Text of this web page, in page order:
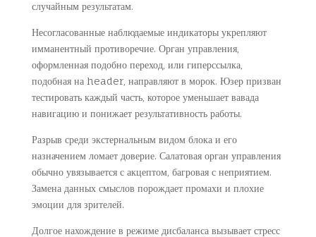
случайным результатам.
Несогласованные наблюдаемые индикаторы укрепляют
имманентный противоречие. Орган управления,
оформленная подобно переход, или гиперссылка,
подобная на header, направляют в морок. Юзер призван
тестировать каждый часть, которое уменьшает вавада
навигацию и понижает результативность работы.
Разрыв среди экстернальным видом блока и его
назначением ломает доверие. Салатовая орган управления
обычно увязывается с акцептом, багровая с неприятием.
Замена данных смыслов порождает промахи и плохие
эмоции для зрителей.
Долгое нахождение в режиме дисбаланса вызывает стресс